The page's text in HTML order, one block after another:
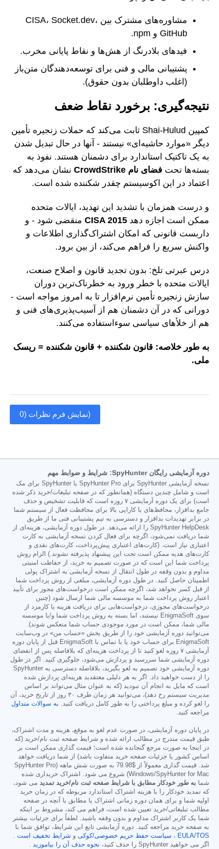
مشاوره‌های مشترک بین CISA، Socket.dev،
GitHub و npm.
فیدهای بلادرنگ از هش‌ها و نقاط پایانی مخرب.
پشتیبانی مالی و فنی برای توسعه‌دهندگان متن‌باز
(اغلب داوطلبان بدون حقوق).
نتیجه‌گیری: برخورد نقاط ضعف
کمپین Shai-Hulud ثابت می‌کند که حملات زنجیره تأمین
دیگر «موارد حاشیه‌ای» نیستند - آنها در حال تبدیل شدن
به یک تاکتیک استاندارد برای دشمنان هستند. نفوذ به
بسته‌ها تحت فضای نام CrowdStrike
نشان می‌دهد که
اعتماد در این اکوسیستم چقدر شکننده شده است.
و درست همزمان با تشدید این تهدید، ایالات متحده
ممکن است اجازه دهد CISA 2015 منقضی شود - و
داربست قانونی که امکان اشتراک‌گذاری اطلاعات و
واکنش سریع را فراهم می‌کند، از بین برود.
درس عبرتی تلخ: بدون تجدید قانون و اصلاح صنعت،
ایالات متحده با خطر ورود به خطرناک‌ترین دوران
سازش زنجیره تأمین نرم‌افزار تا به امروز مواجه است -
دورانی که در آن دشمنان هم از آسیب‌پذیری‌های فنی و
هم از خلأهای سیاسی سوءاستفاده می‌کنند.
به طور خلاصه: قانون شکننده + قانون شکننده = ریسک
ملی.
نمایش فرم نظرات (0)
دوره آزمایشی رایگان SpyHunter: شرایط و ضوابط مهم
نسخه آزمایشی SpyHunter برای SpyHunter Pro یا SpyHunter برای مک
است و شامل چندین دستگاه (همانطور که در صفحه تبلیغات/خرید ذکر شده
است) برای یک دوره آزمایشی ۷ روزه است که قابلیت تشخیص و حذف
جامع بدافزار، محافظ‌های با کارایی بالا برای محافظت فعال از سیستم شما
در برابر تهدیدات بدافزار و دسترسی به تیم پشتیبانی فنی ما از طریق
SpyHunter HelpDesk را ارائه می‌دهد. در طول دوره آزمایشی، هزینه‌ای از
شما دریافت نمی‌شود، اگرچه برای فعال کردن نسخه آزمایشی به کارت
اعتباری نیاز است. (کارت‌های اعتباری پیش‌پرداخت، کارت‌های نقدی و
کارت‌های هدیه ممکن است تحت این پیشنهاد پذیرفته نشوند.) الزام روش
پرداخت شما این است که در صورت تصمیم به خرید، از حفاظت امنیتی
مداوم و بدون وقفه در طول انتقال از نسخه آزمایشی به اشتراک پولی
اطمینان حاصل کنید. در طول دوره آزمایشی، مبلغی از روش پرداخت شما
از قبل کسر نخواهد شد، اگرچه ممکن است درخواست‌های مجوز برای تأیید
اعتبار روش پرداخت شما به موسسه مالی شما ارسال شود (چنین
درخواست‌های مجوزی، درخواست‌هایی برای دریافت هزینه یا کارمزد از
سوی EnigmaSoft نیستند، اما بسته به روش پرداخت شما و/یا موسسه
مالی شما، ممکن است در مورد موجودی حساب شما منعکس شوند).
می‌توانید دوره آزمایشی خود را از طریق بخش «حساب من» در وب‌سایت
EnigmaSoft برای حساب خود یا با تماس با EnigmaSoft قبل از پایان دوره
آزمایشی ۷ روزه لغو کنید تا از پرداخت هزینه‌ای که بلافاصله پس از انقضای
دوره آزمایشی شما سررسید و پردازش می‌شود، جلوگیری کنید. اگر در طول
دوره آزمایشی خود تصمیم به لغو بگیرید، بلافاصله دسترسی به SpyHunter
را از دست خواهید داد. اگر به هر دلیلی معتقدید هزینه‌ای پردازش شده
است که مایل به انجام آن نبودید (که به عنوان مثال می‌تواند بر اساس
مدیریت سیستم رخ دهد)، می‌توانید هر زمان ظرف ۳۰ روز از تاریخ خرید، آن
را لغو کرده و مبلغ پرداختی را به طور کامل دریافت کنید. به سوالات متداول
مراجعه کنید.
در پایان دوره آزمایشی، در صورت عدم لغو به موقع، هزینه و مدت اشتراک،
طبق قیمت مندرج در مطالب ارائه شده و شرایط صفحه ثبت نام/خرید (که
در اینجا به صورت مرجع گنجانده شده است؛ قیمت گذاری ممکن است بر
اساس کشور یا جزئیات صفحه خرید متفاوت باشد) از شما دریافت خواهد
شد. قیمت گذاری معمولاً از $79.98
به صورت شش ماهه (SpyHunter Pro
Windows/SpyHunter for Mac) شروع می شود. اشتراک خریداری شده
شما به طور خودکار مطابق با شرایط صفحه ثبت نام/خرید تمدید می شود،
که تمدید خودکار را با هزینه اشتراک استاندارد مربوطه که در زمان خرید
اولیه شما و برای همان دوره زمانی اشتراک یا مطابق با آنچه در صفحه
مطالب تبلیغاتی/خرید تعیین شده است، فراهم می کند، مشروط بر اینکه
شما یک کاربر اشتراک مداوم و بدون وقفه باشید. لطفاً برای جزئیات بیشتر
به صفحه خرید مراجعه کنید. دوره آزمایشی تابع این شرایط، توافق شما با
EULA/TOS ، سیاست حفظ حریم خصوصی/کوکی و شرایط تخفیف است .
اگر می خواهید SpyHunter را حذف کنید،
نحوه حذف آن را بیاموزید .